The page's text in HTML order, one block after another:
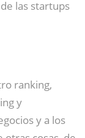
las startups
ranking,
y
y a los